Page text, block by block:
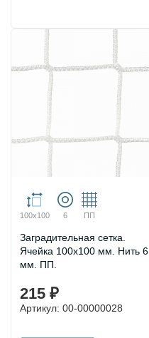
100х100 6 ПП
Заградительная сетка.
Ячейка 100х100 мм. Нить 6
мм. ПП.
215 ₽
Артикул: 00-00000028